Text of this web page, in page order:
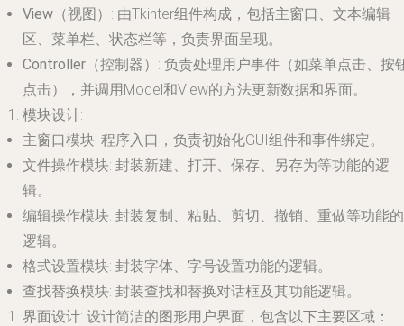
View（视图） : 由Tkinter组件构成，包括主窗口、文本编辑
区、菜单栏、状态栏等，负责界面呈现。
Controller（控制器） : 负责处理用户事件（如菜单点击、按
点击），并调用Model和View的方法更新数据和界面。
模块设计:
主窗口模块: 程序入口，负责初始化GUI组件和事件绑定。
文件操作模块: 封装新建、打开、保存、另存为等功能的逻
辑。
编辑操作模块: 封装复制、粘贴、剪切、撤销、重做等功能的
逻辑。
格式设置模块: 封装字体、字号设置功能的逻辑。
查找替换模块: 封装查找和替换对话框及其功能逻辑。
界面设计: 设计简洁的图形用户界面，包含以下主要区域：